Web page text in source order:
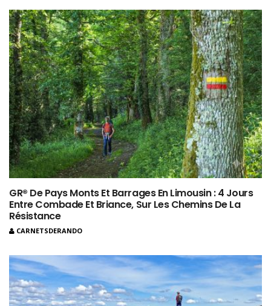
GR® De Pays Monts Et Barrages En Limousin : 4 Jours
Entre Combade Et Briance, Sur Les Chemins De La
Résistance
CARNETSDERANDO